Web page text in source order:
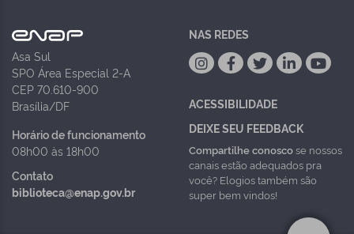
Asa Sul
SPO Área Especial 2-A
CEP 70.610-900
Brasília/DF
Horário de funcionamento
08h00 às 18h00
Contato
biblioteca@enap.gov.br
NAS REDES
ACESSIBILIDADE
DEIXE SEU FEEDBACK
Compartilhe conoscose nossos
canais estão adequados pra
você? Elogios também são
super bem vindos!